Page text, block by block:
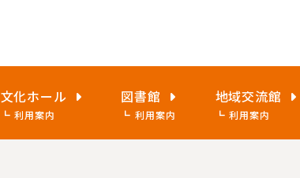
文化ホール
利用案内
図書館
利用案内
地域交流館
利用案内